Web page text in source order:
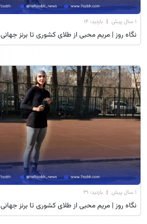
۱ سال پیش | بازدید: 14
نگاه روز | مریم محبی از طلای کشوری تا برنز جهانی
۱ سال پیش | بازدید: 31
نگاه روز | مریم محبی از طلای کشوری تا برنز جهانی